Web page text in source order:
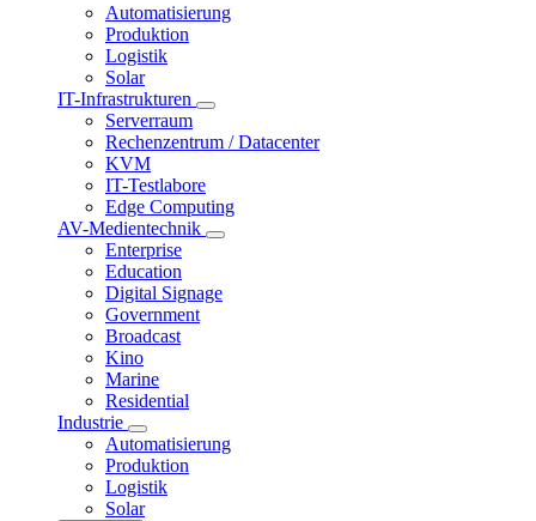
Automatisierung
Produktion
Logistik
Solar
IT-Infrastrukturen
Serverraum
Rechenzentrum / Datacenter
KVM
IT-Testlabore
Edge Computing
AV-Medientechnik
Enterprise
Education
Digital Signage
Government
Broadcast
Kino
Marine
Residential
Industrie
Automatisierung
Produktion
Logistik
Solar